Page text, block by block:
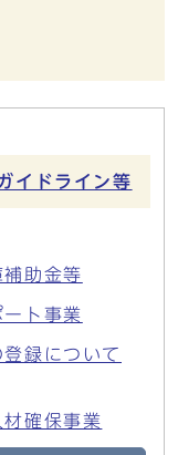
イドライン等
助金等
ト事業
録について
確保事業